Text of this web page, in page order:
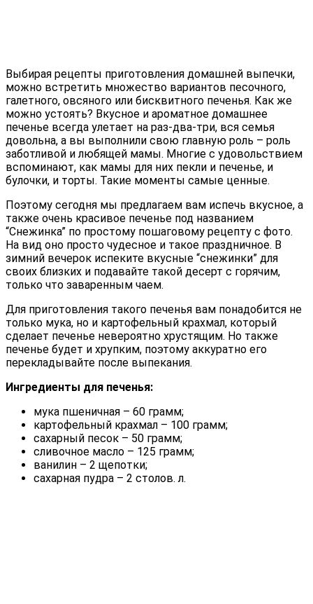
Выбирая рецепты приготовления домашней выпечки,
можно встретить множество вариантов песочного,
галетного, овсяного или бисквитного печенья. Как же
можно устоять? Вкусное и ароматное домашнее
печенье всегда улетает на раз-два-три, вся семья
довольна, а вы выполнили свою главную роль – роль
заботливой и любящей мамы. Многие с удовольствием
вспоминают, как мамы для них пекли и печенье, и
булочки, и торты. Такие моменты самые ценные.
Поэтому сегодня мы предлагаем вам испечь вкусное, а
также очень красивое печенье под названием
“Снежинка” по простому пошаговому рецепту с фото.
На вид оно просто чудесное и такое праздничное. В
зимний вечерок испеките вкусные “снежинки” для
своих близких и подавайте такой десерт с горячим,
только что заваренным чаем.
Для приготовления такого печенья вам понадобится не
только мука, но и картофельный крахмал, который
сделает печенье невероятно хрустящим. Но также
печенье будет и хрупким, поэтому аккуратно его
перекладывайте после выпекания.
Ингредиенты для печенья:
мука пшеничная – 60 грамм;
картофельный крахмал – 100 грамм;
сахарный песок – 50 грамм;
сливочное масло – 125 грамм;
ванилин – 2 щепотки;
сахарная пудра – 2 столов. л.